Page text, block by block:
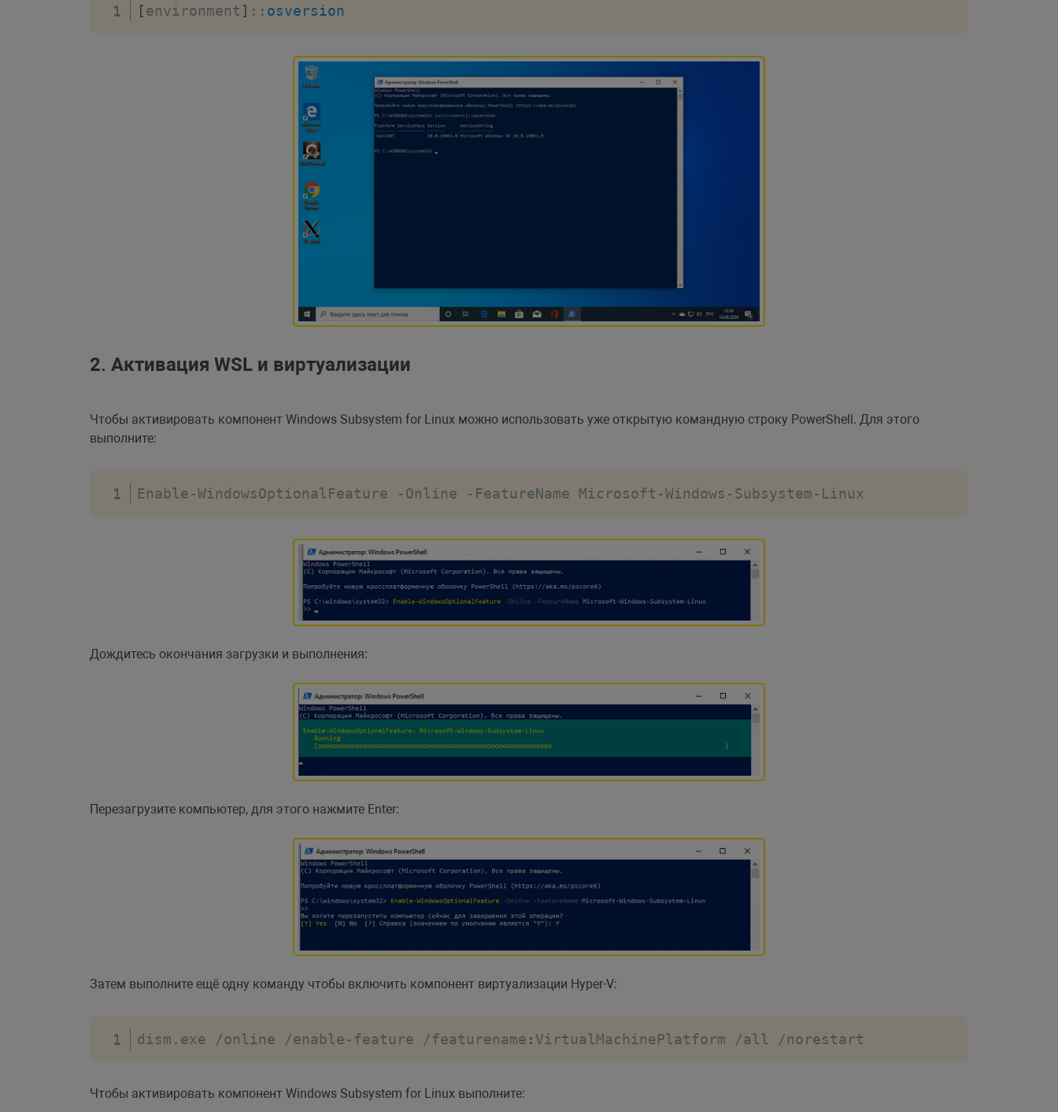
[environment ] :: osversion
2. Активация WSL и виртуализации
Чтобы активировать компонент Windows Subsystem for Linux можно использовать уже открытую командную строку PowerShell. Для этого
выполните:
Enable-WindowsOptionalFeature -Online - FeatureName Microsoft -Windows -Subsystem- Linux
Дождитесь окончания загрузки и выполнения:
Перезагрузите компьютер, для этого нажмите Enter:
Затем выполните ещё одну команду чтобы включить компонент виртуализации Hyper-V:
dism . exe /online /enable- feature /featurename : VirtualMachinePlatform /all /norestart
Чтобы активировать компонент Windows Subsystem for Linux выполните: